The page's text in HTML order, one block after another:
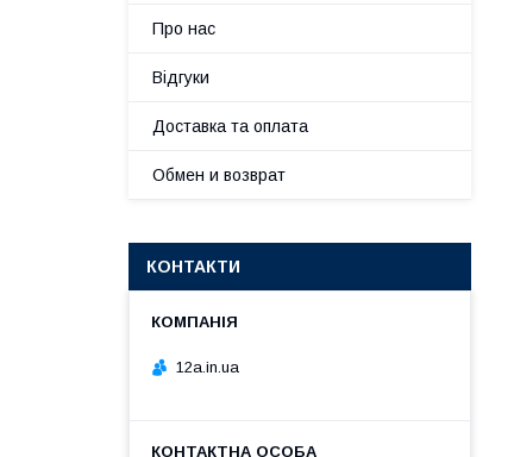
Про нас
Відгуки
Доставка та оплата
Обмен и возврат
КОНТАКТИ
12a.in.ua